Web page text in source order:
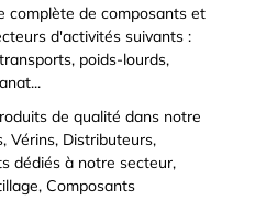
complète de composants et
d'activités suivants :
poids-lourds,
de qualité dans notre
Vérins, Distributeurs,
dédiés à notre secteur,
Composants